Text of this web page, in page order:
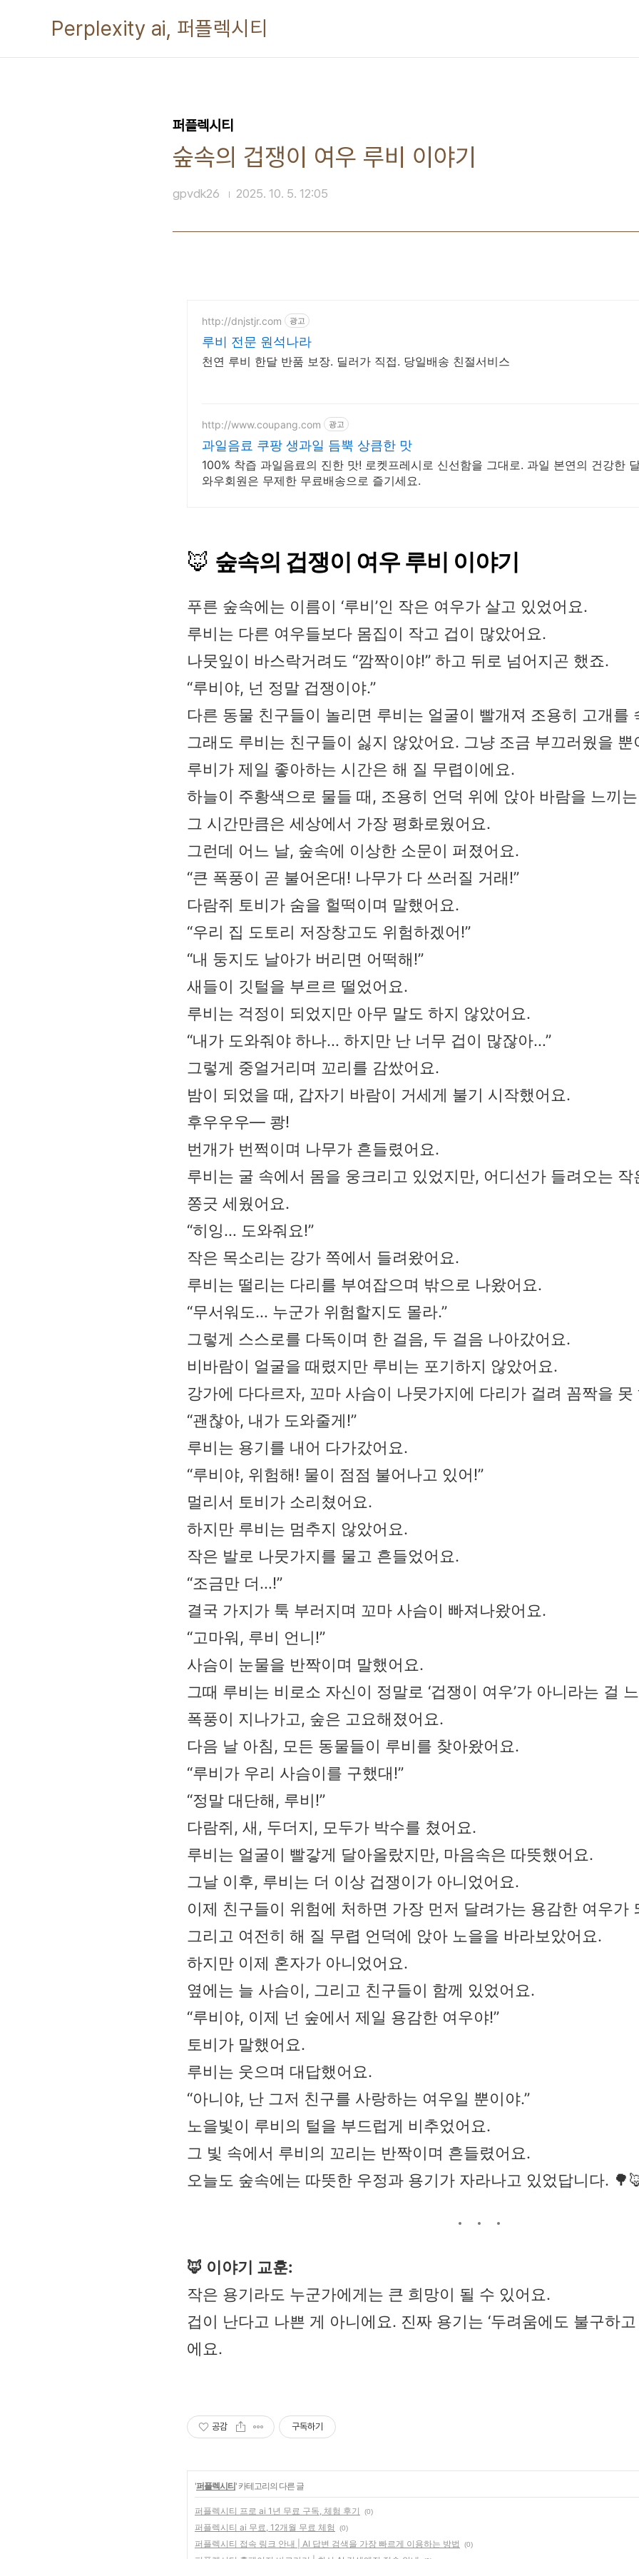
Perplexity ai, 퍼플렉시티
퍼플렉시티
숲속의 겁쟁이 여우 루비 이야기
gpvdk26 2025. 10. 5. 12:05
http://dnjstjr.com 광고
루비 전문 원석나라
천연 루비 한달 반품 보장. 딜러가 직접. 당일배송 친절서비스
http://www.coupang.com 광고
과일음료 쿠팡 생과일 듬뿍 상큼한 맛
100% 착즙 과일음료의 진한 맛! 로켓프레시로 신선함을 그대로. 과일 본연의 건강한
와우회원은 무제한 무료배송으로 즐기세요.
🦊 숲속의 겁쟁이 여우 루비 이야기
푸른 숲속에는 이름이 ‘루비’인 작은 여우가 살고 있었어요.
루비는 다른 여우들보다 몸집이 작고 겁이 많았어요.
나뭇잎이 바스락거려도 “깜짝이야!” 하고 뒤로 넘어지곤 했죠.
“루비야, 넌 정말 겁쟁이야.”
다른 동물 친구들이 놀리면 루비는 얼굴이 빨개져 조용히 고개를
그래도 루비는 친구들이 싫지 않았어요. 그냥 조금 부끄러웠을 뿐
루비가 제일 좋아하는 시간은 해 질 무렵이에요.
하늘이 주황색으로 물들 때, 조용히 언덕 위에 앉아 바람을 느끼
그 시간만큼은 세상에서 가장 평화로웠어요.
그런데 어느 날, 숲속에 이상한 소문이 퍼졌어요.
“큰 폭풍이 곧 불어온대! 나무가 다 쓰러질 거래!”
다람쥐 토비가 숨을 헐떡이며 말했어요.
“우리 집 도토리 저장창고도 위험하겠어!”
“내 둥지도 날아가 버리면 어떡해!”
새들이 깃털을 부르르 떨었어요.
루비는 걱정이 되었지만 아무 말도 하지 않았어요.
“내가 도와줘야 하나… 하지만 난 너무 겁이 많잖아…”
그렇게 중얼거리며 꼬리를 감쌌어요.
밤이 되었을 때, 갑자기 바람이 거세게 불기 시작했어요.
후우우우― 쾅!
번개가 번쩍이며 나무가 흔들렸어요.
루비는 굴 속에서 몸을 웅크리고 있었지만, 어디선가 들려오는
쫑긋 세웠어요.
“히잉… 도와줘요!”
작은 목소리는 강가 쪽에서 들려왔어요.
루비는 떨리는 다리를 부여잡으며 밖으로 나왔어요.
“무서워도… 누군가 위험할지도 몰라.”
그렇게 스스로를 다독이며 한 걸음, 두 걸음 나아갔어요.
비바람이 얼굴을 때렸지만 루비는 포기하지 않았어요.
강가에 다다르자, 꼬마 사슴이 나뭇가지에 다리가 걸려 꼼짝을
“괜찮아, 내가 도와줄게!”
루비는 용기를 내어 다가갔어요.
“루비야, 위험해! 물이 점점 불어나고 있어!”
멀리서 토비가 소리쳤어요.
하지만 루비는 멈추지 않았어요.
작은 발로 나뭇가지를 물고 흔들었어요.
“조금만 더…!”
결국 가지가 툭 부러지며 꼬마 사슴이 빠져나왔어요.
“고마워, 루비 언니!”
사슴이 눈물을 반짝이며 말했어요.
그때 루비는 비로소 자신이 정말로 ‘겁쟁이 여우’가 아니라는 걸
폭풍이 지나가고, 숲은 고요해졌어요.
다음 날 아침, 모든 동물들이 루비를 찾아왔어요.
“루비가 우리 사슴이를 구했대!”
“정말 대단해, 루비!”
다람쥐, 새, 두더지, 모두가 박수를 쳤어요.
루비는 얼굴이 빨갛게 달아올랐지만, 마음속은 따뜻했어요.
그날 이후, 루비는 더 이상 겁쟁이가 아니었어요.
이제 친구들이 위험에 처하면 가장 먼저 달려가는 용감한 여우가
그리고 여전히 해 질 무렵 언덕에 앉아 노을을 바라보았어요.
하지만 이제 혼자가 아니었어요.
옆에는 늘 사슴이, 그리고 친구들이 함께 있었어요.
“루비야, 이제 넌 숲에서 제일 용감한 여우야!”
토비가 말했어요.
루비는 웃으며 대답했어요.
“아니야, 난 그저 친구를 사랑하는 여우일 뿐이야.”
노을빛이 루비의 털을 부드럽게 비추었어요.
그 빛 속에서 루비의 꼬리는 반짝이며 흔들렸어요.
오늘도 숲속에는 따뜻한 우정과 용기가 자라나고 있었답니다.
🦊 이야기 교훈:
작은 용기라도 누군가에게는 큰 희망이 될 수 있어요.
겁이 난다고 나쁜 게 아니에요. 진짜 용기는 ‘두려움에도 불구하
에요.
공감 구독하기
'퍼플렉시티' 카테고리의 다른 글
퍼플렉시티 프로 ai 1년 무료 구독, 체험 후기 (0)
퍼플렉시티 ai 무료, 12개월 무료 체험 (0)
퍼플렉시티 접속 링크 안내 | AI 답변 검색을 가장 빠르게 이용하는 방법 (0)